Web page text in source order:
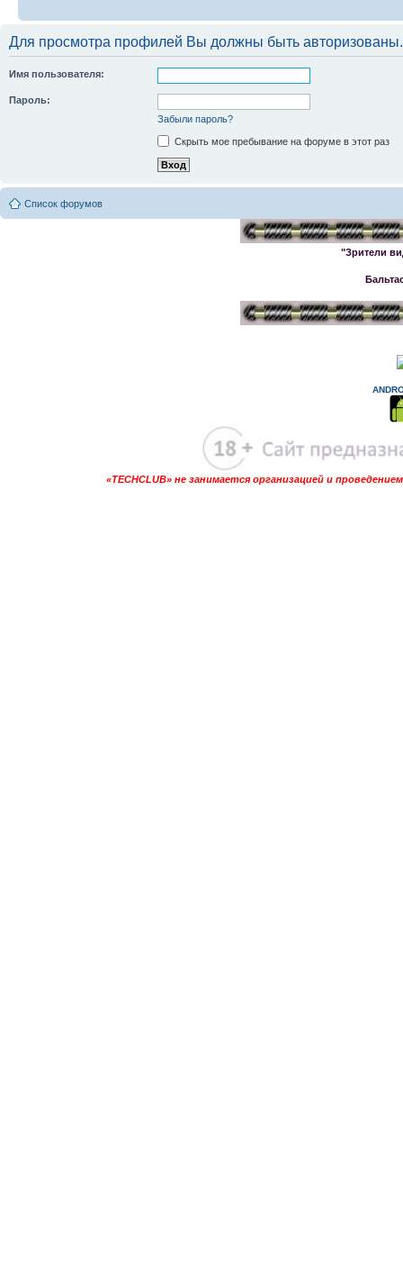
Для просмотра профилей Вы должны быть авторизованы.
Имя пользователя:
Пароль:
Забыли пароль?
Скрыть мое пребывание на форуме в этот раз
Список форумов
"Зрители
«TECHCLUB» не занимается организацией и